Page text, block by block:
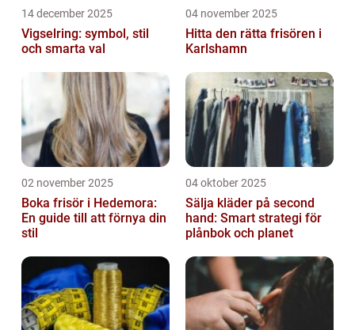
14 december 2025
Vigselring: symbol, stil
och smarta val
04 november 2025
Hitta den rätta frisören i
Karlshamn
02 november 2025
Boka frisör i Hedemora:
En guide till att förnya din
stil
04 oktober 2025
Sälja kläder på second
hand: Smart strategi för
plånbok och planet